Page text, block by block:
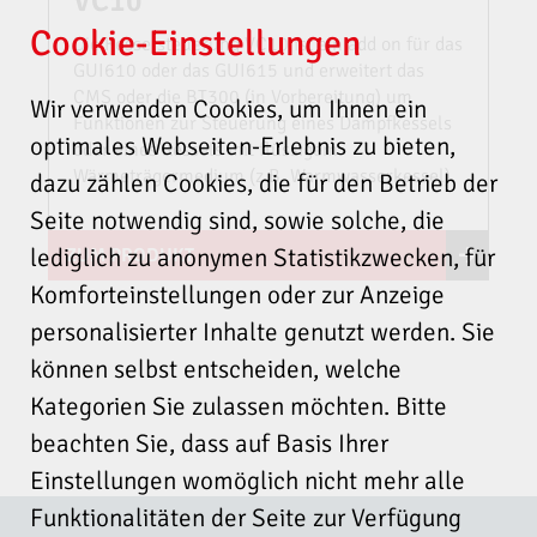
Die Kesselsteuerung VC10 ist ein add on für das
GUI610 oder das GUI615 und erweitert das
CMS oder die BT300 (in Vorbereitung) um
Funktionen zur Steuerung eines Dampfkessels
oder eines Kessels mit flüssigem
Wärmeträgermedium (z.B. Warmwasserkessel).
ZUM PRODUKT
Cookie-Einstellungen
Wir verwenden Cookies, um Ihnen ein
optimales Webseiten-Erlebnis zu bieten,
dazu zählen Cookies, die für den Betrieb der
Seite notwendig sind, sowie solche, die
lediglich zu anonymen Statistikzwecken, für
Komforteinstellungen oder zur Anzeige
personalisierter Inhalte genutzt werden. Sie
können selbst entscheiden, welche
Kategorien Sie zulassen möchten. Bitte
beachten Sie, dass auf Basis Ihrer
Einstellungen womöglich nicht mehr alle
Funktionalitäten der Seite zur Verfügung